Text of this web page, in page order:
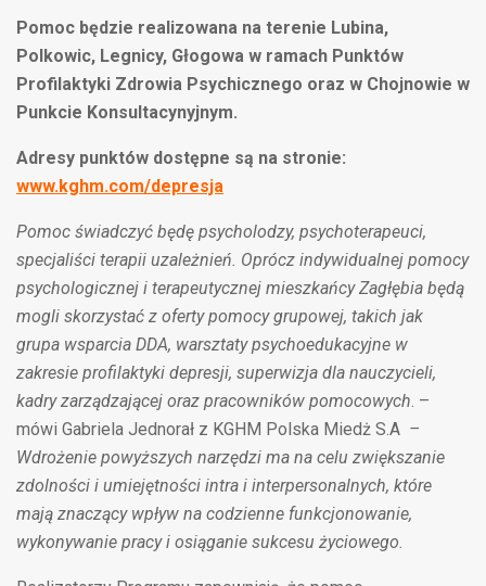
Pomoc będzie realizowana na terenie Lubina,
Polkowic, Legnicy, Głogowa w ramach Punktów
Profilaktyki Zdrowia Psychicznego oraz w Chojnowie w
Punkcie Konsultacynyjnym.
Adresy punktów dostępne są na stronie:
www.kghm.com/depresja
Pomoc świadczyć będę psycholodzy, psychoterapeuci,
specjaliści terapii uzależnień. Oprócz indywidualnej pomocy
psychologicznej i terapeutycznej mieszkańcy Zagłębia będą
mogli skorzystać z oferty pomocy grupowej, takich jak
grupa wsparcia DDA, warsztaty psychoedukacyjne w
zakresie profilaktyki depresji, superwizja dla nauczycieli,
kadry zarządzającej oraz pracowników pomocowych. –
mówi Gabriela Jednorał z KGHM Polska Miedż S.A –
Wdrożenie powyższych narzędzi ma na celu zwiększanie
zdolności i umiejętności intra i interpersonalnych, które
mają znaczący wpływ na codzienne funkcjonowanie,
wykonywanie pracy i osiąganie sukcesu życiowego.